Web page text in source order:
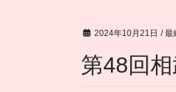
2024年10月21日 / 最
第48回